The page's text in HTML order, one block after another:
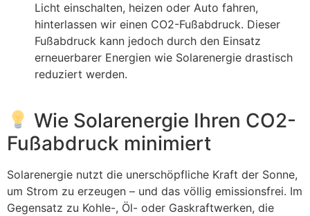
Licht einschalten, heizen oder Auto fahren,
hinterlassen wir einen CO2-Fußabdruck. Dieser
Fußabdruck kann jedoch durch den Einsatz
erneuerbarer Energien wie Solarenergie drastisch
reduziert werden.
Wie Solarenergie Ihren CO2-
Fußabdruck minimiert
Solarenergie nutzt die unerschöpfliche Kraft der Sonne,
um Strom zu erzeugen – und das völlig emissionsfrei. Im
Gegensatz zu Kohle-, Öl- oder Gaskraftwerken, die